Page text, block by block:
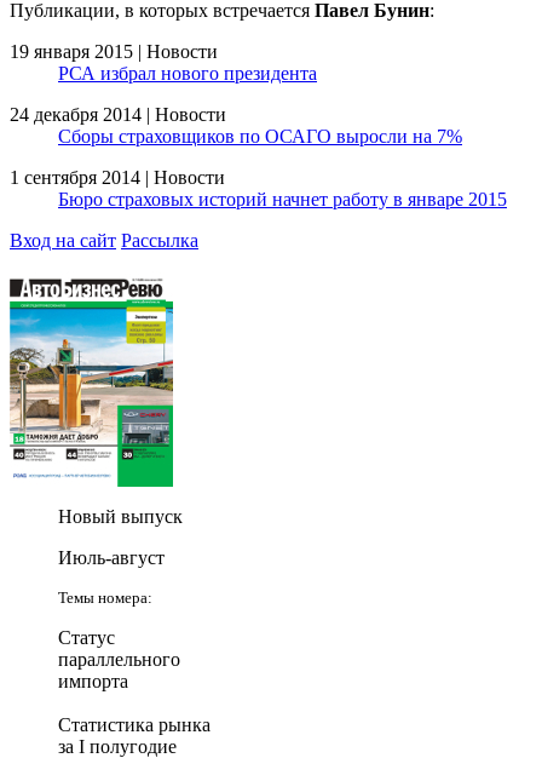
Публикации, в которых встречается Павел Бунин:
19 января 2015 | Новости
РСА избрал нового президента
24 декабря 2014 | Новости
Сборы страховщиков по ОСАГО выросли на 7%
1 сентября 2014 | Новости
Бюро страховых историй начнет работу в январе 2015
Вход на сайт Рассылка
Новый выпуск
Июль-август
Темы номера:
Статус
параллельного
импорта
Статистика рынка
за I полугодие